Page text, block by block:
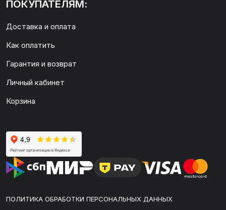
ПОКУПАТЕЛЯМ:
Доставка и оплата
Как оплатить
Гарантия и возврат
Личный кабинет
Корзина
ПОЛИТИКА ОБРАБОТКИ ПЕРСОНАЛЬНЫХ ДАННЫХ